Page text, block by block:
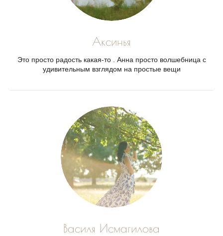
Аксинья
Это просто радость какая-то . Анна просто волшебница с
удивительным взглядом на простые вещи
Василя Исмагилова